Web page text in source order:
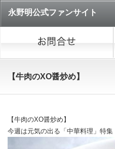
永野明公式ファンサイト
【牛肉のXO醤炒め】
【牛肉のXO醤炒め】
今週は元気の出る「中華料理」特集